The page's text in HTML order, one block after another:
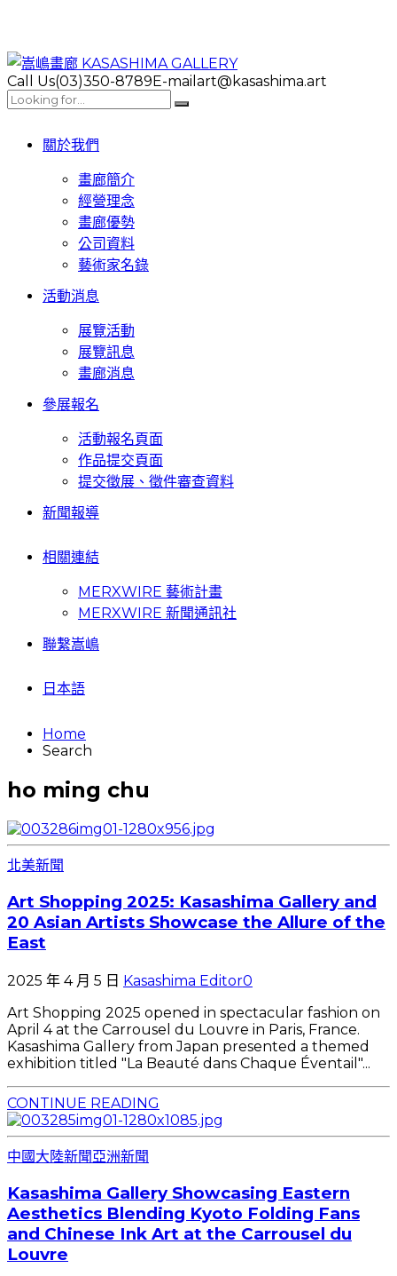
Call Us(03)350-8789E-mail art@kasashima.art
關於我們
畫廊簡介
經營理念
畫廊優勢
公司資料
藝術家名錄
活動消息
展覽活動
展覽訊息
畫廊消息
參展報名
活動報名頁面
作品提交頁面
提交徵展、徵件審查資料
新聞報導
相關連結
MERXWIRE 藝術計畫
MERXWIRE 新聞通訊社
聯繫嵩嶋
日本語
Home
Search
ho ming chu
北美新聞
Art Shopping 2025: Kasashima Gallery and
20 Asian Artists Showcase the Allure of the
East
2025 年 4 月 5 日 Kasashima Editor0
Art Shopping 2025 opened in spectacular fashion on
April 4 at the Carrousel du Louvre in Paris, France.
Kasashima Gallery from Japan presented a themed
exhibition titled "La Beauté dans Chaque Éventail"...
CONTINUE READING
中國大陸新聞 亞洲新聞
Kasashima Gallery Showcasing Eastern
Aesthetics Blending Kyoto Folding Fans
and Chinese Ink Art at the Carrousel du
Louvre